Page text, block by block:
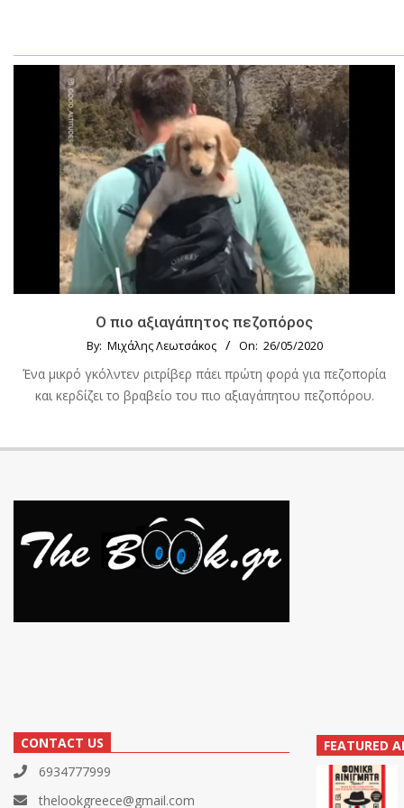
Ο πιο αξιαγάπητος πεζοπόρος
By: Μιχάλης Λεωτσάκος On: 26/05/2020
Ένα μικρό γκόλντεν ριτρίβερ πάει πρώτη φορά για πεζοπορία
και κερδίζει το βραβείο του πιο αξιαγάπητου πεζοπόρου.
CONTACT US
6934777999
thelookgreece@gmail.com
FEATURED